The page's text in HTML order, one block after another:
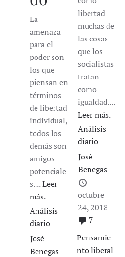
La
amenaza
para el
poder son
los que
piensan en
términos
de libertad
individual,
todos los
demás son
amigos
potenciale
s....Leer
más.
Análisis
diario
José
Benegas
libertad
muchas de
las cosas
que los
socialistas
tratan
como
igualdad....
Leer más.
Análisis
diario
José
Benegas
octubre
24, 2018
7
Pensamie
nto liberal